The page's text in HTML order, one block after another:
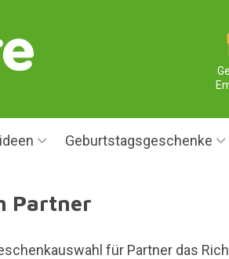
Geburtstagsgeschenke
Partner
für Partner das